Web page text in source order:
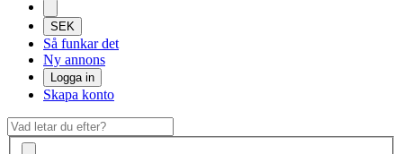
SEK
Så funkar det
Ny annons
Logga in
Skapa konto